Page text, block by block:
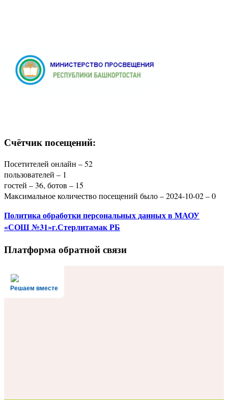
Счётчик посещений:
Посетителей онлайн – 52
пользователей – 1
гостей – 36, ботов – 15
Максимальное количество посещений было – 2024-10-02 – 0
Политикаобработки персональных данныхв МАОУ
«СОШ №31»г.Стерлитамак РБ
Платформа обратной связи
Решаем вместе